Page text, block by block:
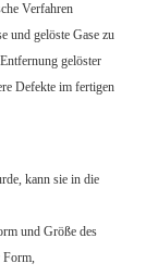
Verfahren
und gelöste Gase zu
gelöster
Defekte im fertigen
kann sie in die
und Größe des
Form,